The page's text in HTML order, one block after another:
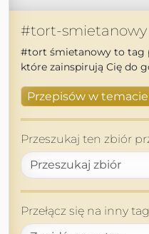
#tort-smietanowy
#tort śmietanowy to tag
które zainspirują Cię do
Przepisów w temacie
Przeszukaj ten zbiór
Przełącz się na inny tag